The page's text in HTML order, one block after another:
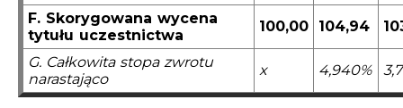
F. Skorygowana wycena
tytułu uczestnictwa
100,00 104,94
G. Całkowita stopa zwrotu
narastająco
x 4,940%